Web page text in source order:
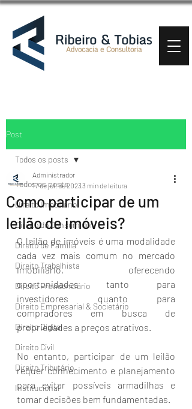
Post
Todos os posts
Direito Imobiliário
Direito do Consumidor
Direito de Família
Direito Trabalhista
Direito Previdenciário
Direito Empresarial & Societário
Direito Digital
Direito Civil
Direito Tributário
Institucional
Todos os posts
Como participar de um
leilão de imóveis?
Administrador
17 de jul. de 20233 min de leitura
O leilão de imóveis é uma modalidade
cada vez mais comum no mercado
imobiliário, oferecendo
oportunidades tanto para
investidores quanto para
compradores em busca de
propriedades a preços atrativos.
No entanto, participar de um leilão
requer conhecimento e planejamento
para evitar possíveis armadilhas e
tomar decisões bem fundamentadas.